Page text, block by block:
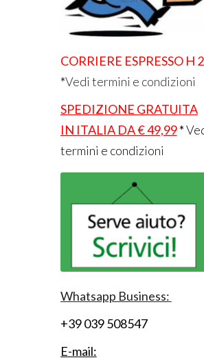
CORRIERE ESPRESSO H
*Vedi termini e condizioni
SPEDIZIONE GRATUITA
IN ITALIA DA € 49,99*
termini e condizioni
Whatsapp Business:
+39 039 508547
E-mail: